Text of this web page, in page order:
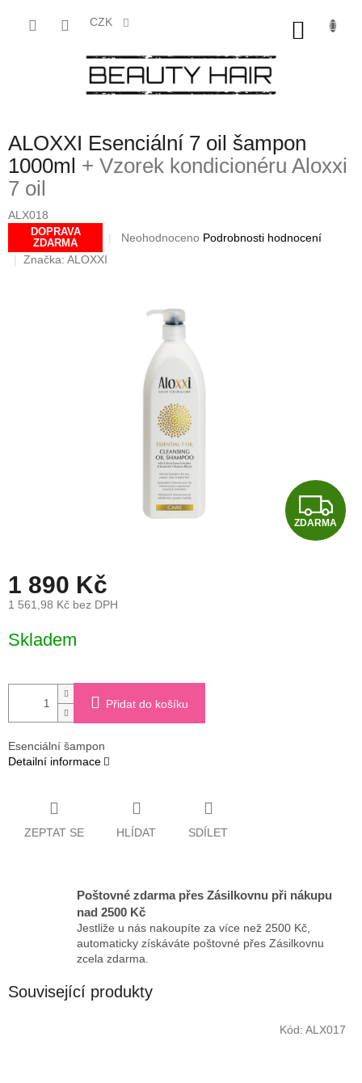
CZK
ALOXXI Esenciální 7 oil šampon
1000ml + Vzorek kondicionéru Aloxxi
7 oil
ALX018
DOPRAVA
ZDARMA
Průměrné
hvězdiček.
Neohodnoceno Podrobnosti hodnocení
Značka: ALOXXI
Z
D
ZDARMA
1 890 Kč
1 561,98 Kč bez DPH
cena:
Skladem
Přidat do košíku
Esenciální šampon
Detailní informace
ZEPTAT SE HLÍDAT SDÍLET
Poštovné zdarma přes Zásilkovnu při nákupu
nad 2500 Kč
Jestliže u nás nakoupíte za více než 2500 Kč,
automaticky získáváte poštovné přes Zásilkovnu
zcela zdarma.
Související produkty
Kód: ALX017